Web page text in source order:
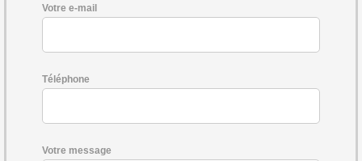
Votre e-mail
Téléphone
Votre message